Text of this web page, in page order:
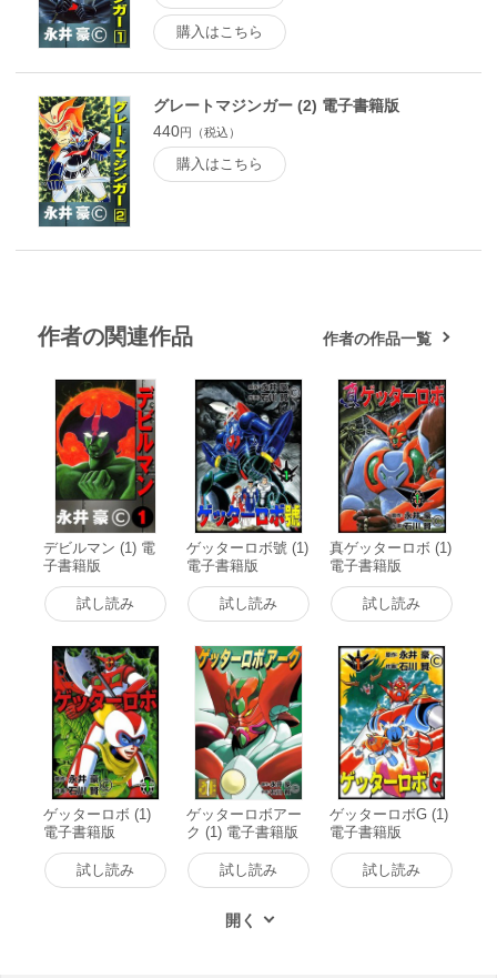
購入はこちら
グレートマジンガー (2) 電子書籍版
440円（税込）
購入はこちら
作者の関連作品 作者の作品一覧
デビルマン (1) 電
子書籍版
試し読み
ゲッターロボ號 (1)
電子書籍版
試し読み
真ゲッターロボ (1)
電子書籍版
試し読み
ゲッターロボ (1)
電子書籍版
試し読み
ゲッターロボアー
ク (1) 電子書籍版
試し読み
ゲッターロボG (1)
電子書籍版
試し読み